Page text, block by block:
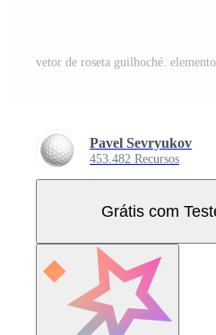
Pavel Sevryukov
453.482 Recursos
Grátis com